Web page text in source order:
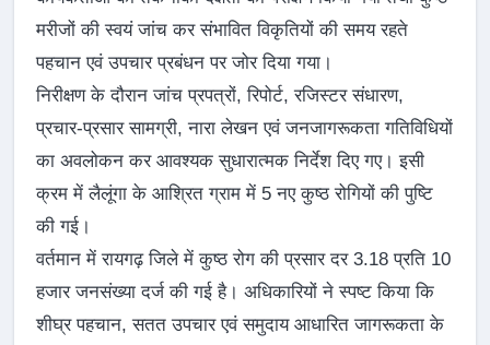
मरीजों की स्वयं जांच कर संभावित विकृतियों की समय रहते
पहचान एवं उपचार प्रबंधन पर जोर दिया गया।
निरीक्षण के दौरान जांच प्रपत्रों, रिपोर्ट, रजिस्टर संधारण,
प्रचार-प्रसार सामग्री, नारा लेखन एवं जनजागरूकता गतिविधियों
का अवलोकन कर आवश्यक सुधारात्मक निर्देश दिए गए। इसी
क्रम में लैलूंगा के आश्रित ग्राम में 5 नए कुष्ठ रोगियों की पुष्टि
की गई।
वर्तमान में रायगढ़ जिले में कुष्ठ रोग की प्रसार दर 3.18 प्रति 10
हजार जनसंख्या दर्ज की गई है। अधिकारियों ने स्पष्ट किया कि
शीघ्र पहचान, सतत उपचार एवं समुदाय आधारित जागरूकता के